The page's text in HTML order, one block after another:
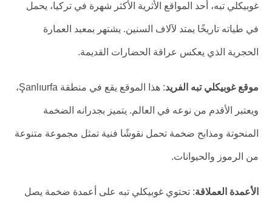
غوبيكلي تبه، أحد المواقع الأثرية الأكثر شهرة في تركيا، يحمل
في طياته تاريخًا يمتد لآلاف السنين. يشتهر بمعبد العمارة
الحجرية الذي يعكس عراقة الحضارات القديمة.
موقع غوبيكلي تبه الفريد : هذا الموقع يقع في منطقة Şanlıurfa،
ويعتبر الأقدم من نوعه في العالم. يتميز بجدرانه الضخمة
المنحوتة ومذابح ضخمة تحمل نقوشًا فنية تمثل مجموعة متنوعة
من الرموز والحيوانات.
الأعمدة العملاقة: تحتوي غوبيكلي تبه على أعمدة ضخمة يصل